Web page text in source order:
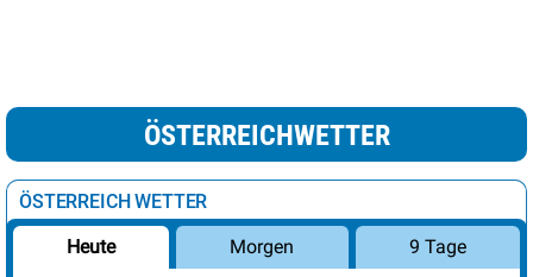
ÖSTERREICHWETTER
ÖSTERREICH WETTER
Heute Morgen 9 Tage